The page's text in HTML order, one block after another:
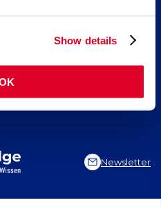
Show details
Newsletter
Leistungsfähigkeit
über 2 essenzielle Omega-